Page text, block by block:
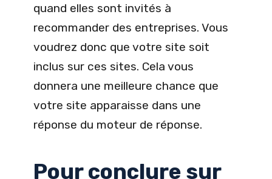
quand elles sont invités à
recommander des entreprises. Vous
voudrez donc que votre site soit
inclus sur ces sites. Cela vous
donnera une meilleure chance que
votre site apparaisse dans une
réponse du moteur de réponse.
Pour conclure sur